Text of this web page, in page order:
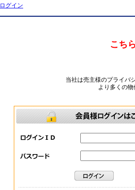
ログイン
こち
当社は売主様のプライバ
より多くの